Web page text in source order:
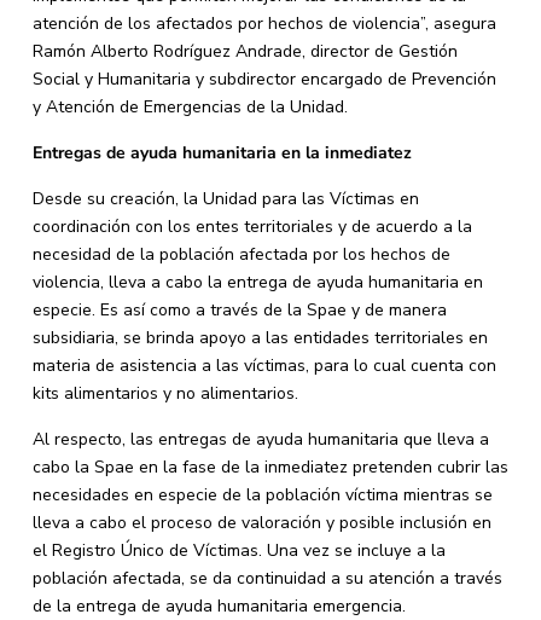
atención de los afectados por hechos de violencia”, asegura
Ramón Alberto Rodríguez Andrade, director de Gestión
Social y Humanitaria y subdirector encargado de Prevención
y Atención de Emergencias de la Unidad.
Entregas de ayuda humanitaria en la inmediatez
Desde su creación, la Unidad para las Víctimas en
coordinación con los entes territoriales y de acuerdo a la
necesidad de la población afectada por los hechos de
violencia, lleva a cabo la entrega de ayuda humanitaria en
especie. Es así como a través de la Spae y de manera
subsidiaria, se brinda apoyo a las entidades territoriales en
materia de asistencia a las víctimas, para lo cual cuenta con
kits alimentarios y no alimentarios.
Al respecto, las entregas de ayuda humanitaria que lleva a
cabo la Spae en la fase de la inmediatez pretenden cubrir las
necesidades en especie de la población víctima mientras se
lleva a cabo el proceso de valoración y posible inclusión en
el Registro Único de Víctimas. Una vez se incluye a la
población afectada, se da continuidad a su atención a través
de la entrega de ayuda humanitaria emergencia.